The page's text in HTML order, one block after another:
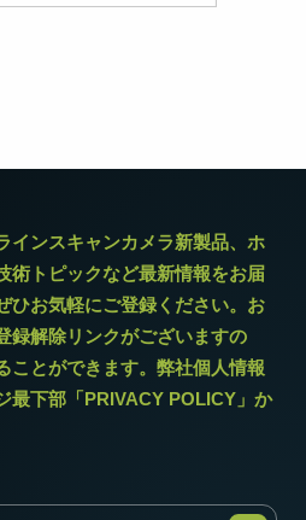
インスキャンカメラ新製品、ホ
術トピックなど最新情報をお届
ひお気軽にご登録ください。お
録解除リンクがございますの
ことができます。弊社個人情報
最下部「PRIVACY POLICY」か